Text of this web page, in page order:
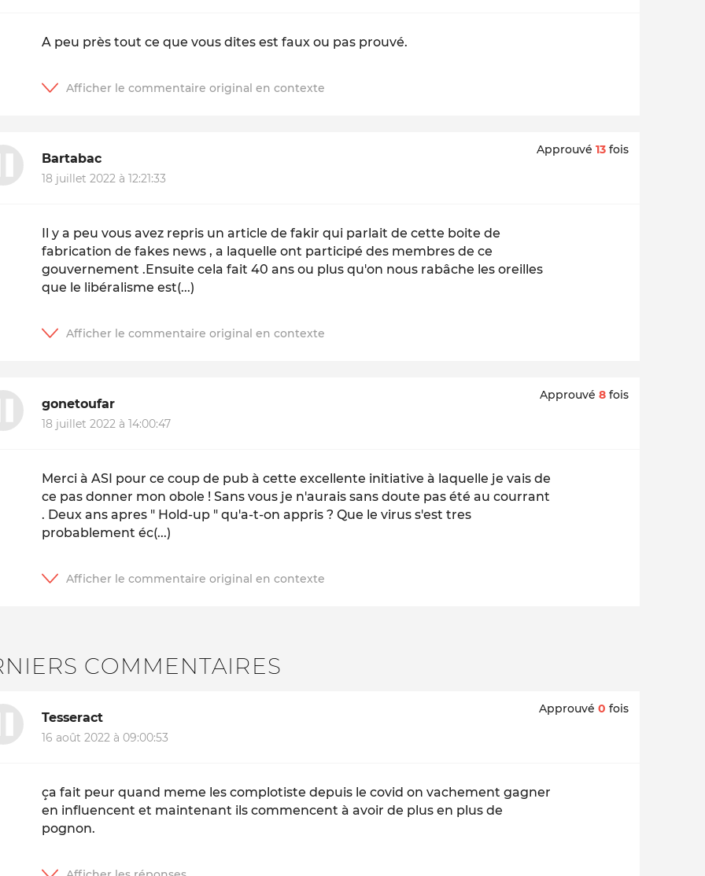
A peu près tout ce que vous dites est faux ou pas prouvé.
Bartabac
18 juillet 2022 à 12:21:33
Approuvé 13 fois
Il y a peu vous avez repris un article de fakir qui parlait de cette boite de
fabrication de fakes news , a laquelle ont participé des membres de ce
gouvernement .Ensuite cela fait 40 ans ou plus qu'on nous rabâche les oreilles
que le libéralisme est(...)
gonetoufar
18 juillet 2022 à 14:00:47
Approuvé 8 fois
Merci à ASI pour ce coup de pub à cette excellente initiative à laquelle je vais de
ce pas donner mon obole ! Sans vous je n'aurais sans doute pas été au courrant
. Deux ans apres " Hold-up " qu'a-t-on appris ? Que le virus s'est tres
probablement éc(...)
COMMENTAIRES
Tesseract
16 août 2022 à 09:00:53
Approuvé 0 fois
ça fait peur quand meme les complotiste depuis le covid on vachement gagner
en influencent et maintenant ils commencent à avoir de plus en plus de
pognon.